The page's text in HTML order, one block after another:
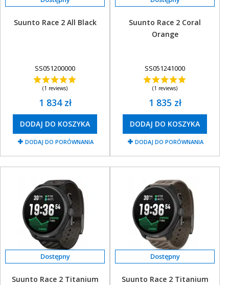
Suunto Race 2 All Black
SS051200000
(1 reviews)
1 834 zł
DODAJ DO KOSZYKA
DODAJ DO PORÓWNANIA
Suunto Race 2 Coral
Orange
SS051241000
(1 reviews)
1 835 zł
DODAJ DO KOSZYKA
DODAJ DO PORÓWNANIA
Suunto Race 2 Titanium
Suunto Race 2 Titanium